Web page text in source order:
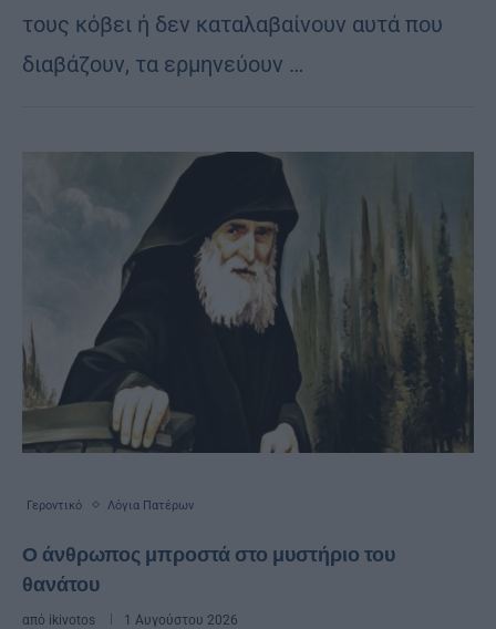
τους κό­βει ή δεν κα­τα­λα­βαί­νουν αυτά που
δια­βά­ζουν, τα ερ­μη­νεύ­ουν …
Γεροντικό Λόγια Πατέρων
Ο άνθρωπος μπροστά στο μυστήριο του
θανάτου
από ikivotos 1 Αυγούστου 2026